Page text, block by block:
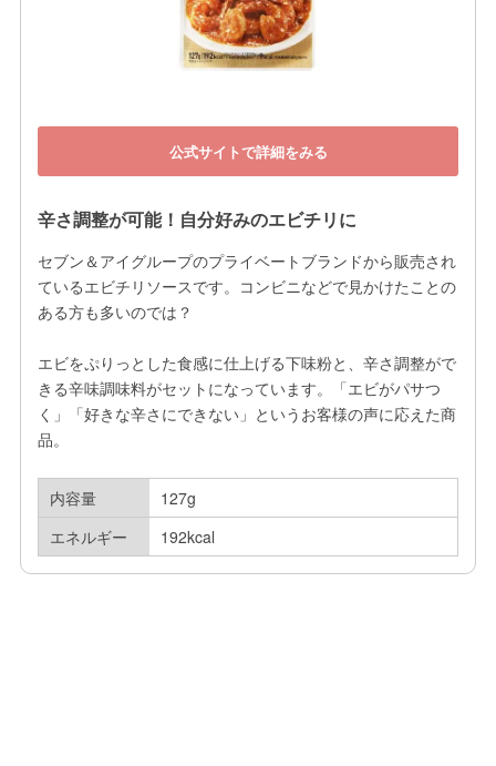
公式サイトで詳細をみる
辛さ調整が可能！自分好みのエビチリに
セブン＆アイグループのプライベートブランドから販売され
ているエビチリソースです。コンビニなどで見かけたことの
ある方も多いのでは？
エビをぷりっとした食感に仕上げる下味粉と、辛さ調整がで
きる辛味調味料がセットになっています。「エビがパサつ
く」「好きな辛さにできない」というお客様の声に応えた商
品。
内容量
127g
エネルギー
192kcal